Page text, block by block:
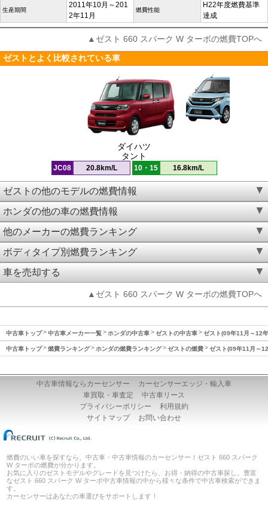
生産期間
2011年10月～201
2年11月
燃費性能
H22年度燃費基準
達成
▲ゼスト 660 スパーク W ターボの燃費TOPへ
ゼストとよく比較されている車
ダイハツ
タント
JC08 20.8km/L 10・15 16.8km/L
ゼストの他のモデルの燃費情報
ホンダの他の車の燃費情報
他のメーカーの燃費ランキング
ボディタイプ別燃費ランキング
車を売却する
▲ゼスト 660 スパーク W ターボの燃費TOPへ
中古車トップ 中古車メーカー一覧 ホンダの中古車 ゼストの中古車 ゼスト(09年11月～12
中古車トップ 燃費ランキング ホンダの燃費ランキング ゼストの燃費 ゼスト(09年11月～
中古車情報ならカーセンサー
カーセンサーエッジ・輸入車
車買取・車査定
中古車リース
プライバシーポリシー
利用規約
サイトマップ
お問い合わせ
燃費のいい車を探すなら、中古車・中古車情報のカーセンサー！ゼスト 660 スパーク
W ターボの燃費が分かります。
お気に入りのゼストモデルやグレードを見つけたら、お得・納得の中古車探し。豊富
なゼスト 660 スパーク W ターボ中古車情報の中から様々な条件で中古車検索ができま
す。
カーセンサーはあなたの車選びをサポートします！